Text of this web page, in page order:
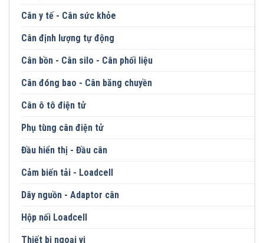
Cân y tế - Cân sức khỏe
Cân định lượng tự động
Cân bồn - Cân silo - Cân phối liệu
Cân đóng bao - Cân băng chuyền
Cân ô tô điện tử
Phụ tùng cân điện tử
Đầu hiển thị - Đầu cân
Cảm biến tải - Loadcell
Dây nguồn - Adaptor cân
Hộp nối Loadcell
Thiết bị ngoại vi